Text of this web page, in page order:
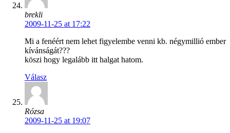
brekli
2009-11-25 at 17:22
Mi a fenéért nem lehet figyelembe venni kb. négymillió ember
kívánságát???
köszi hogy legalább itt halgat hatom.
Válasz
Rózsa
2009-11-25 at 19:07